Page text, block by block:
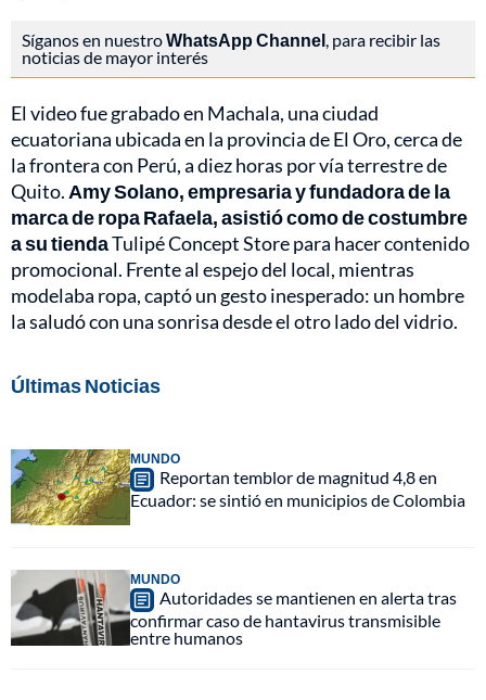
Síganos en nuestroWhatsApp Channel, para recibir las
noticias de mayor interés
El video fue grabado en Machala, una ciudad
ecuatoriana ubicada en la provincia de El Oro, cerca de
la frontera con Perú, a diez horas por vía terrestre de
Quito. Amy Solano, empresaria y fundadora de la
marca de ropa Rafaela, asistió como de costumbre
a su tiendaTulipé Concept Store para hacer contenido
promocional. Frente al espejo del local, mientras
modelaba ropa, captó un gesto inesperado: un hombre
la saludó con una sonrisa desde el otro lado del vidrio.
Últimas Noticias
MUNDO
Reportan temblor de magnitud 4,8 en
Ecuador: se sintió en municipios de Colombia
MUNDO
Autoridades se mantienen en alerta tras
confirmar caso de hantavirus transmisible
entre humanos